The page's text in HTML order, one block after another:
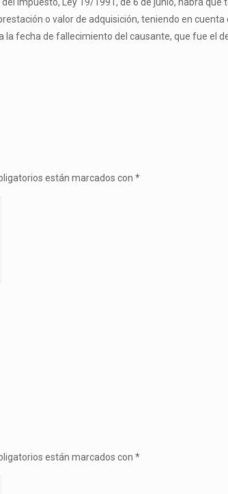
o valor de adquisición, teniendo en
fecha de fallecimiento del causante, que fue el
están marcados con *
están marcados con *